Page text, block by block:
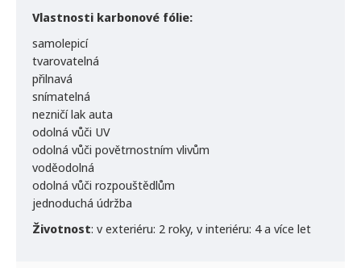
Vlastnosti karbonové fólie:
samolepicí
tvarovatelná
přilnavá
snímatelná
nezničí lak auta
odolná vůči UV
odolná vůči povětrnostním vlivům
voděodolná
odolná vůči rozpouštědlům
jednoduchá údržba
Životnost: v exteriéru: 2 roky, v interiéru: 4 a více let